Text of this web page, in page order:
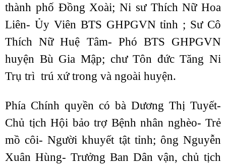
thành phố Đồng Xoài; Ni sư Thích Nữ Hoa
Liên- Ủy Viên BTS GHPGVN tỉnh ; Sư Cô
Thích Nữ Huệ Tâm- Phó BTS GHPGVN
huyện Bù Gia Mập; chư Tôn đức Tăng Ni
Trụ trì trú xứ trong và ngoài huyện.
Phía Chính quyền có bà Dương Thị Tuyết-
Chủ tịch Hội bảo trợ Bệnh nhân nghèo- Trẻ
mồ côi- Người khuyết tật tỉnh; ông Nguyễn
Xuân Hùng- Trưởng Ban Dân vận, chủ tịch